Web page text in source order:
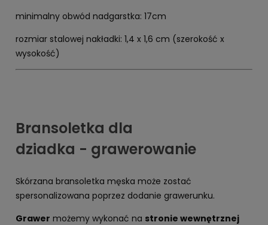
minimalny obwód nadgarstka: 17cm
rozmiar stalowej nakładki: 1,4 x 1,6 cm (szerokość x
wysokość)
Bransoletka dla
dziadka - grawerowanie
Skórzana bransoletka męska może zostać
spersonalizowana poprzez dodanie grawerunku.
Grawer możemy wykonać na stronie wewnętrznej